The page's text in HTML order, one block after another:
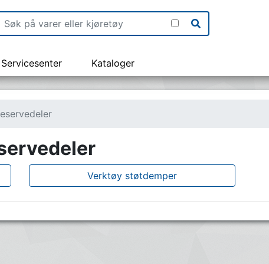
Servicesenter Kataloger
Verktøy støtdemper